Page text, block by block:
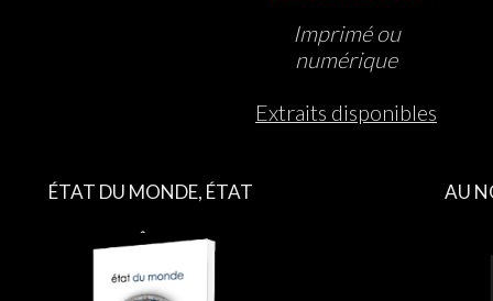
Imprimé ou
numérique
Extraits disponibles
ÉTAT DU MONDE, ÉTAT
D’ÊTRE
AU